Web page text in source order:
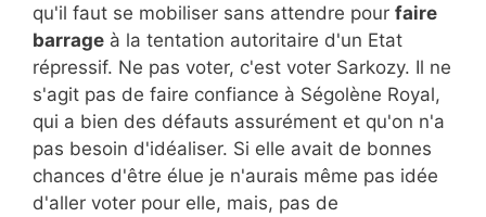
qu'il faut se mobiliser sans attendre pour faire
barrage à la tentation autoritaire d'un Etat
répressif. Ne pas voter, c'est voter Sarkozy. Il ne
s'agit pas de faire confiance à Ségolène Royal,
qui a bien des défauts assurément et qu'on n'a
pas besoin d'idéaliser. Si elle avait de bonnes
chances d'être élue je n'aurais même pas idée
d'aller voter pour elle, mais, pas de